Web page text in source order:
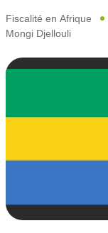
Fiscalité en Afrique
Mongi Djellouli